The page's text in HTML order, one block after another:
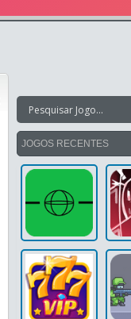
JOGOS RECENTES